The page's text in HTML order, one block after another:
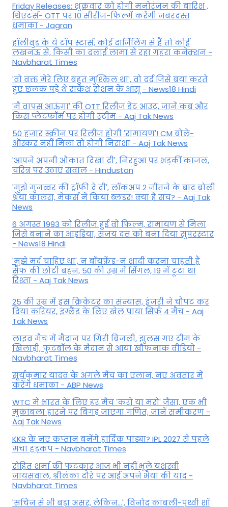
Friday Releases: शुक्रवार को होगी मनोरंजन की बारिश ,
थिएटर्स- OTT पर 10 सीरीज-फिल्में करेंगी जबरदस्त
धमाका - Jagran
हॉलीवुड के ये टॉप स्टार्स, कोई दार्जिलिंग से हैं तो कोई
लखनऊ से, किसी का दलाई लामा से रहा गहरा कनेक्शन -
Navbharat Times
'वो वक्त मेरे लिए बहुत मुश्किल था', वो दर्द जिसे बयां करते
हुए छलक पड़े थे राकेश रोशन के आंसू - News18 Hindi
'मैं वापस आऊंगा' की OTT रिलीज डेट आउट, जानें कब और
किस प्लेटफॉर्म पर होगी स्ट्रीम - Aaj Tak News
50 हजार स्क्रीन पर रिलीज होगी 'रामायण'! CM बोले-
ऑस्कर नहीं मिला तो होगी निराशा - Aaj Tak News
'आपने अपनी औकात दिखा दी', निरहुआ पर भड़कीं काजल,
चरित्र पर उठाए सवाल - Hindustan
'मुझे मुनव्वर की ट्रॉफी दे दी', लॉकअप 2 जीतने के बाद बोलीं
श्रेया कालरा, मेकर्स ने किया ब्लंडर! क्या है सच? - Aaj Tak
News
6 अगस्त 1993 को रिलीज हुई वो फिल्म, रामायण से मिला
जिसे बनाने का आइडिया, संजय दत्त को बना दिया सुपरस्टार
- News18 Hindi
'मुझे मर्द चाहिए था', न बॉयफ्रेंड-न शादी करना चाहती हैं
सैफ की छोटी बहन, 50 की उम्र में सिंगल, 19 में टूटा था
रिश्ता - Aaj Tak News
25 की उम्र में इस क्रिकेटर का संन्यास, इंजरी ने चौपट कर
दिया करियर, इंग्लैंड के लिए खेल पाया सिर्फ 4 मैच - Aaj
Tak News
लाइव मैच में मैदान पर गिरी बिजली, झुलस गए टीम के
खिलाड़ी, फुटबॉल के मैदान से आया खौफनाक वीडियो -
Navbharat Times
सूर्यकुमार यादव के अगले मैच का एलान, नए अवतार में
करेंगे धमाका - ABP News
WTC में भारत के लिए हर मैच 'करो या मरो' जैसा, एक भी
मुकाबला हारने पर बिगड़ जाएगा गण‍ित, जानें समीकरण -
Aaj Tak News
KKR के नए कप्तान बनेंगे हार्दिक पांड्या? IPL 2027 से पहले
मचा हड़कंप - Navbharat Times
रोहित शर्मा की फटकार आज भी नहीं भूले यशस्वी
जायसवाल, श्रीलंका दौरे पर आई अपने भैया की याद -
Navbharat Times
'सचिन से भी बड़ा असर, लेकिन...', व‍िनोद कांबली-पृथ्वी शॉ